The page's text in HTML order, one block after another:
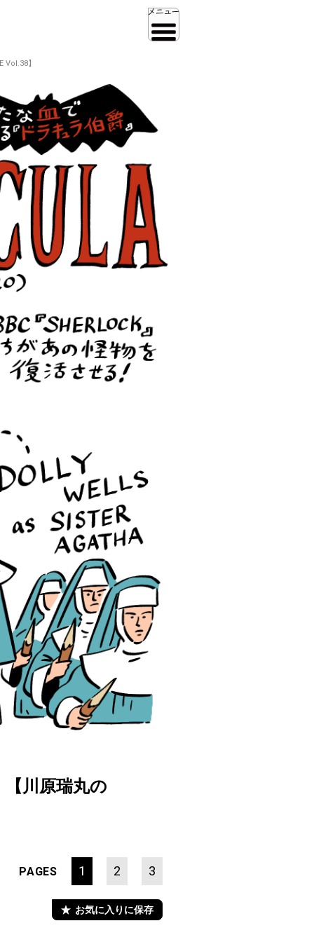
Vol.38】
川原瑞丸の
PAGES 1 2 3
お気に入りに保存